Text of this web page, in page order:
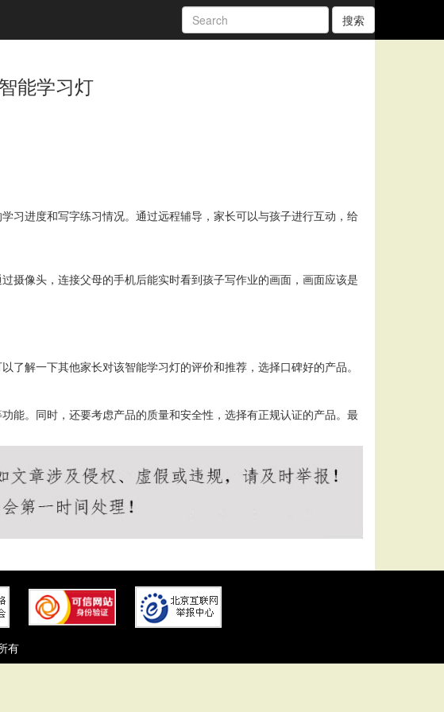
搜索
能学习灯
习进度和写字练习情况。通过远程辅导，家长可以与孩子进行互动，给
摄像头，连接父母的手机后能实时看到孩子写作业的画面，画面应该是
解一下其他家长对该智能学习灯的评价和推荐，选择口碑好的产品。
能。同时，还要考虑产品的质量和安全性，选择有正规认证的产品。最
有